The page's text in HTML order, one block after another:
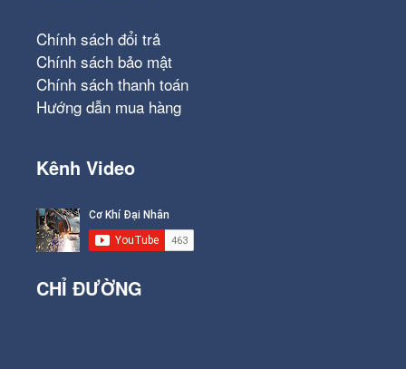
Chính sách đổi trả
Chính sách bảo mật
Chính sách thanh toán
Hướng dẫn mua hàng
Kênh Video
CHỈ ĐƯỜNG